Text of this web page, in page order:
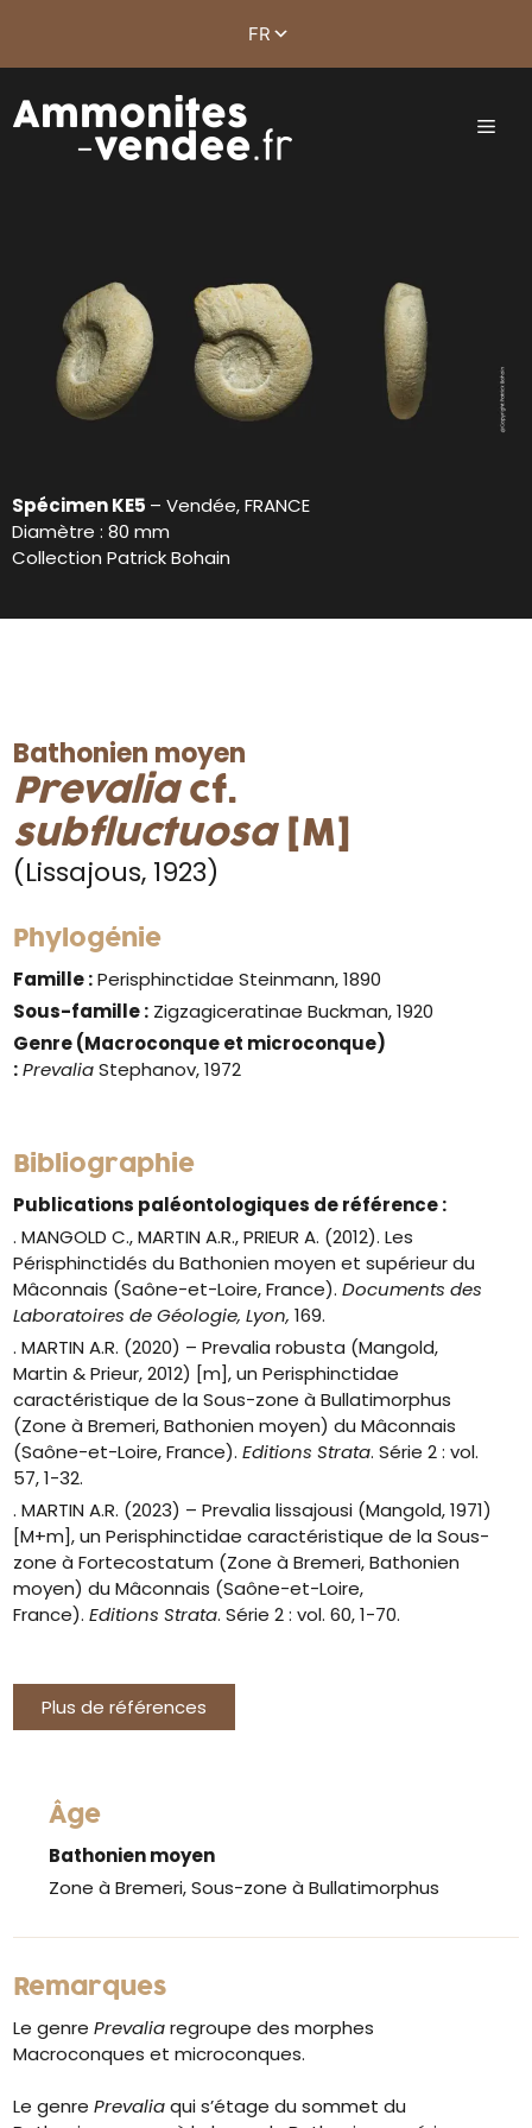
Spécimen KE5 – Vendée, FRANCE
Diamètre : 80 mm
Collection Patrick Bohain
Bathonien moyen
Prevaliacf.
subfluctuosa[M]
(Lissajous, 1923)
Phylogénie
Famille :Perisphinctidae Steinmann, 1890
Sous-famille : Zigzagiceratinae Buckman, 1920
Genre(Macroconque et microconque)
: PrevaliaStephanov, 1972
Bibliographie
Publications paléontologiques de référence :
. MANGOLD C., MARTIN A.R., PRIEUR A. (2012). Les
Périsphinctidés du Bathonien moyen et supérieur du
Mâconnais (Saône-et-Loire, France).Documents des
Laboratoires de Géologie, Lyon, 169.
. MARTIN A.R. (2020) – Prevalia robusta (Mangold,
Martin & Prieur, 2012) [m], un Perisphinctidae
caractéristique de la Sous-zone à Bullatimorphus
(Zone à Bremeri, Bathonien moyen) du Mâconnais
(Saône-et-Loire, France).Editions Strata. Série 2 : vol.
57, 1-32.
. MARTIN A.R. (2023) – Prevalia lissajousi (Mangold, 1971)
[M+m], un Perisphinctidae caractéristique de la Sous-
zone à Fortecostatum (Zone à Bremeri, Bathonien
moyen) du Mâconnais (Saône-et-Loire,
France).Editions Strata. Série 2 : vol. 60, 1-70.
Plus de références
Âge
Bathonien moyen
Zone à Bremeri, Sous-zone à Bullatimorphus
Remarques
Le genrePrevaliaregroupe des morphes
Macroconques et microconques.
Le genrePrevaliaqui s’étage du sommet du